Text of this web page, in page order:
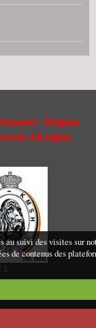
Belgian
All rights
au suivi des visites sur
de contenus des